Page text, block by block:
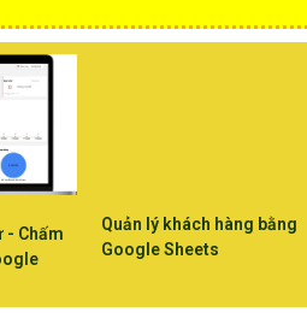
- Chấm
Quản lý khách hàng bằng
Google Sheets